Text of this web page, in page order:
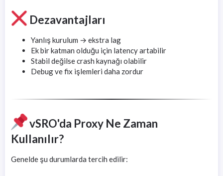
Dezavantajları
Yanlış kurulum → ekstra lag
Ek bir katman olduğu için latency artabilir
Stabil değilse crash kaynağı olabilir
Debug ve fix işlemleri daha zordur
vSRO'da Proxy Ne Zaman
Kullanılır?
Genelde şu durumlarda tercih edilir: